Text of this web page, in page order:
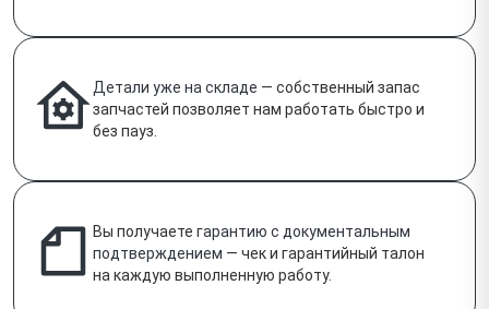
Детали уже на складе — собственный запас
запчастей позволяет нам работать быстро и
без пауз.
Вы получаете гарантию с документальным
подтверждением — чек и гарантийный талон
на каждую выполненную работу.